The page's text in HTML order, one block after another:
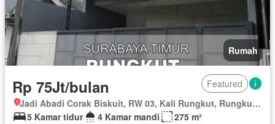
Rumah
Rp 75Jt/bulan
Featured
Jadi Abadi Corak Biskuit, RW 03, Kali Rungkut, Rungkut, Surabaya, Jawa Timur
5 Kamar tidur
4 Kamar mandi
275 m²